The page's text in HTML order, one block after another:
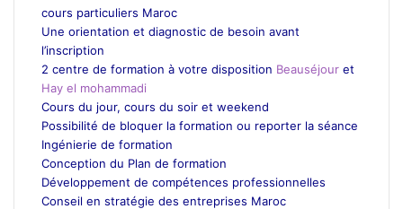
cours particuliers Maroc
Une orientation et diagnostic de besoin avant
l’inscription
2 centre de formation à votre disposition Beauséjour et
Hay el mohammadi
Cours du jour, cours du soir et weekend
Possibilité de bloquer la formation ou reporter la séance
Ingénierie de formation
Conception du Plan de formation
Développement de compétences professionnelles
Conseil en stratégie des entreprises Maroc